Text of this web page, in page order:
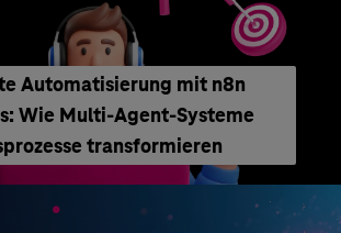
Automatisierung mit n8n
Wie Multi-Agent-Systeme
transformieren